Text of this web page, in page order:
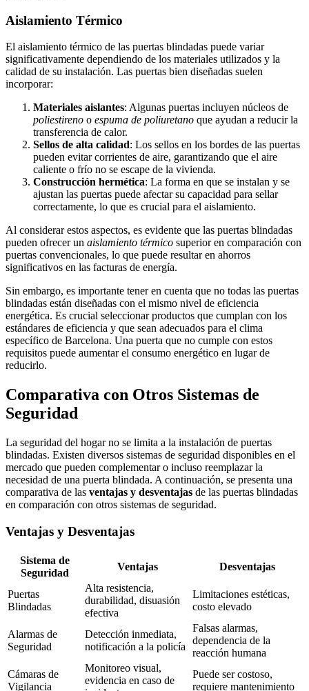
Aislamiento Térmico
El aislamiento térmico de las puertas blindadas puede variar
significativamente dependiendo de los materiales utilizados y la
calidad de su instalación. Las puertas bien diseñadas suelen
incorporar:
Materiales aislantes: Algunas puertas incluyen núcleos de
poliestireno o espuma de poliuretano que ayudan a reducir la
transferencia de calor.
Sellos de alta calidad: Los sellos en los bordes de las puertas
pueden evitar corrientes de aire, garantizando que el aire
caliente o frío no se escape de la vivienda.
Construcción hermética: La forma en que se instalan y se
ajustan las puertas puede afectar su capacidad para sellar
correctamente, lo que es crucial para el aislamiento.
Al considerar estos aspectos, es evidente que las puertas blindadas
pueden ofrecer un aislamiento térmico superior en comparación con
puertas convencionales, lo que puede resultar en ahorros
significativos en las facturas de energía.
Sin embargo, es importante tener en cuenta que no todas las puertas
blindadas están diseñadas con el mismo nivel de eficiencia
energética. Es crucial seleccionar productos que cumplan con los
estándares de eficiencia y que sean adecuados para el clima
específico de Barcelona. Una puerta que no cumple con estos
requisitos puede aumentar el consumo energético en lugar de
reducirlo.
Comparativa con Otros Sistemas de
Seguridad
La seguridad del hogar no se limita a la instalación de puertas
blindadas. Existen diversos sistemas de seguridad disponibles en el
mercado que pueden complementar o incluso reemplazar la
necesidad de una puerta blindada. A continuación, se presenta una
comparativa de las ventajas y desventajas de las puertas blindadas
en comparación con otros sistemas de seguridad.
Ventajas y Desventajas
Sistema de
Seguridad
Ventajas Desventajas
Puertas
Blindadas
Alta resistencia,
durabilidad, disuasión
efectiva
Limitaciones estéticas,
costo elevado
Alarmas de
Seguridad
Detección inmediata,
notificación a la policía
Falsas alarmas,
dependencia de la
reacción humana
Cámaras de
Vigilancia
Monitoreo visual,
evidencia en caso de
Puede ser costoso,
requiere mantenimiento